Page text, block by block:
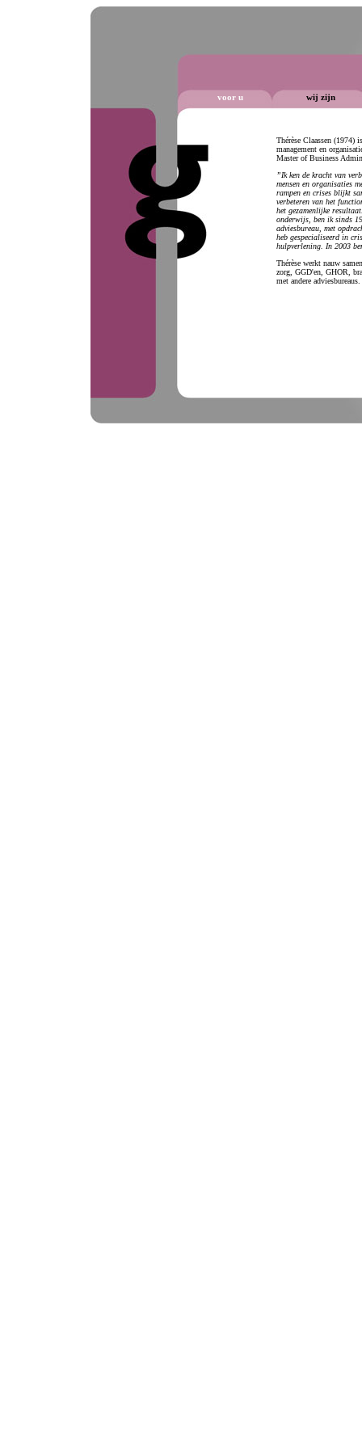
voor u wij zijn
Thérèse Claassen (1974)
management en
Master of Business
”Ik ken de kracht van
mensen en organisaties
rampen en crises blijkt
verbeteren van het
het gezamenlijke
onderwijs, ben ik sinds
adviesbureau, met
heb gespecialiseerd in
hulpverlening. In 2003
Thérèse werkt nauw
zorg, GGD'en, GHOR,
met andere adviesbureaus.